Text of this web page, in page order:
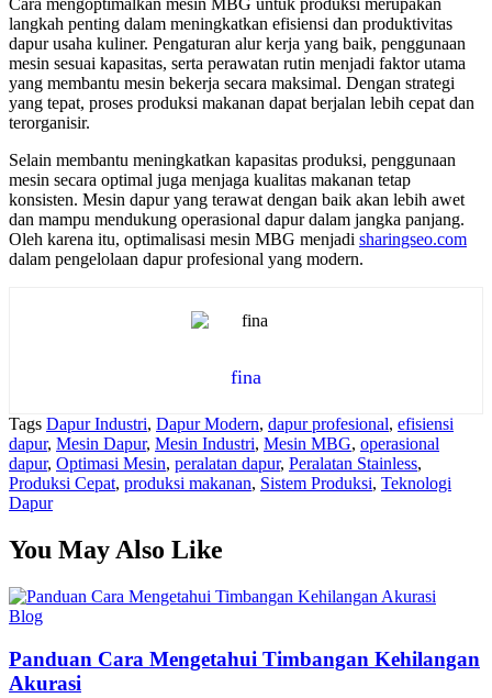
Cara mengoptimalkan mesin MBG untuk produksi merupakan
langkah penting dalam meningkatkan efisiensi dan produktivitas
dapur usaha kuliner. Pengaturan alur kerja yang baik, penggunaan
mesin sesuai kapasitas, serta perawatan rutin menjadi faktor utama
yang membantu mesin bekerja secara maksimal. Dengan strategi
yang tepat, proses produksi makanan dapat berjalan lebih cepat dan
terorganisir.
Selain membantu meningkatkan kapasitas produksi, penggunaan
mesin secara optimal juga menjaga kualitas makanan tetap
konsisten. Mesin dapur yang terawat dengan baik akan lebih awet
dan mampu mendukung operasional dapur dalam jangka panjang.
Oleh karena itu, optimalisasi mesin MBG menjadi sharingseo.com
dalam pengelolaan dapur profesional yang modern.
fina
Tags Dapur Industri, Dapur Modern, dapur profesional, efisiensi
dapur, Mesin Dapur, Mesin Industri, Mesin MBG, operasional
dapur, Optimasi Mesin, peralatan dapur, Peralatan Stainless,
Produksi Cepat, produksi makanan, Sistem Produksi, Teknologi
Dapur
You May Also Like
Posted
Blog
Panduan Cara Mengetahui Timbangan Kehilangan
Akurasi